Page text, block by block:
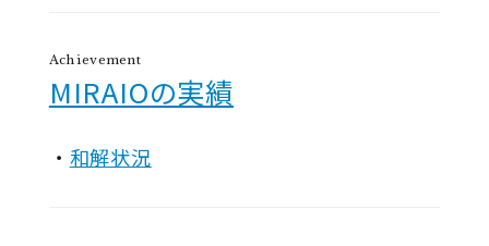
Achievement
MIRAIOの実績
和解状況